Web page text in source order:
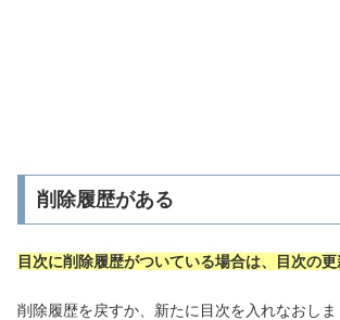
削除履歴がある
目次に削除履歴がついている場合は、目次の更
削除履歴を戻すか、新たに目次を入れなおしま